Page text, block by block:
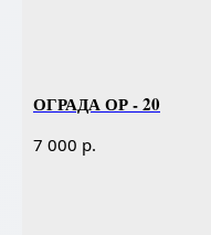
ОГРАДА ОР - 20
7 000 р.